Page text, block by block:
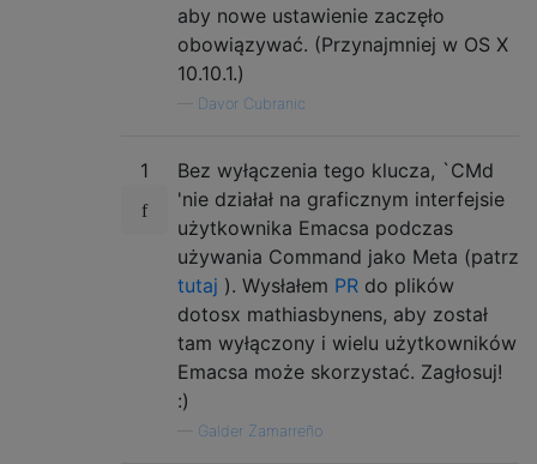
aby nowe ustawienie zaczęło
obowiązywać. (Przynajmniej w OS X
10.10.1.)
Davor Cubranic
1
Bez wyłączenia tego klucza, `CMd
'nie działał na graficznym interfejsie
użytkownika Emacsa podczas
używania Command jako Meta (patrz
tutaj ). Wysłałem PR do plików
dotosx mathiasbynens, aby został
tam wyłączony i wielu użytkowników
Emacsa może skorzystać. Zagłosuj!
:)
Galder Zamarreño